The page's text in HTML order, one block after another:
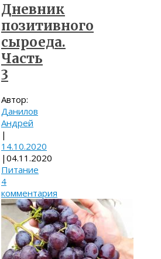
Дневник
позитивного
сыроеда.
Часть
3
Автор:
Данилов
Андрей
|
14.10.2020
| 04.11.2020
Питание
4
комментария